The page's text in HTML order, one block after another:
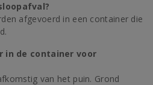
afgevoerd in een container die
in de container voor
van het puin. Grond